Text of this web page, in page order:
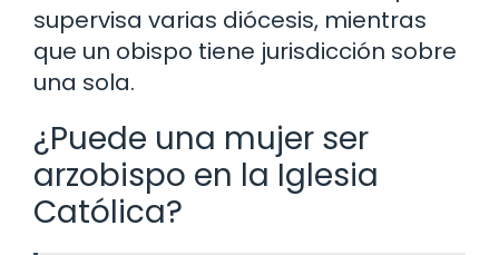
supervisa varias diócesis, mientras
que un obispo tiene jurisdicción sobre
una sola.
¿Puede una mujer ser
arzobispo en la Iglesia
Católica?